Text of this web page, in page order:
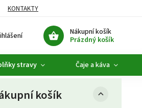
KONTAKTY
Nákupní košík
Prázdný košík
stravy Čaje a káva
košík